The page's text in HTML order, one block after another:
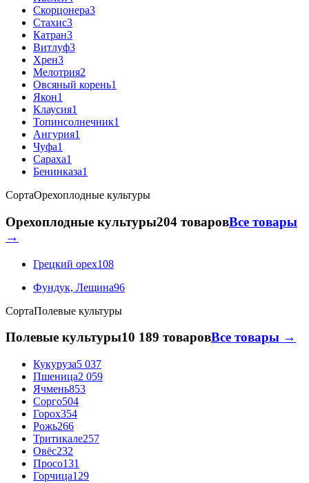
Скорцонера3
Стахис3
Катран3
Витлуф3
Хрен3
Мелотрия2
Овсяный корень1
Якон1
Клаусия1
Топинсолнечник1
Ангурия1
Чуфа1
Сараха1
Бенинказа1
СортаОрехоплодные культуры
Орехоплодные культуры204 товаровВсе товары
→
Грецкий орех108
Фундук, Лещина96
СортаПолевые культуры
Полевые культуры10 189 товаровВсе товары →
Кукуруза5 037
Пшеница2 059
Ячмень853
Сорго504
Горох354
Рожь266
Тритикале257
Овёс232
Просо131
Горчица129